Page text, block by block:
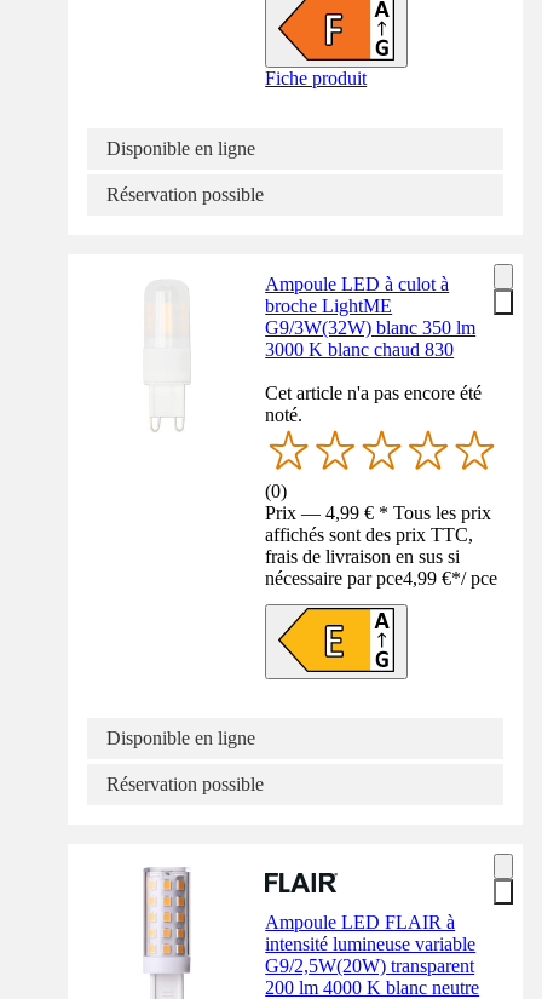
Fiche produit
Disponible en ligne
Réservation possible
Ampoule LED à culot à
broche LightME
G9/3W(32W) blanc 350 lm
3000 K blanc chaud 830
Cet article n'a pas encore été
noté.
(0)
Prix — 4,99 € * Tous les prix
affichés sont des prix TTC,
frais de livraison en sus si
nécessaire par pce4,99 €*/ pce
Disponible en ligne
Réservation possible
Ampoule LED FLAIR à
intensité lumineuse variable
G9/2,5W(20W) transparent
200 lm 4000 K blanc neutre